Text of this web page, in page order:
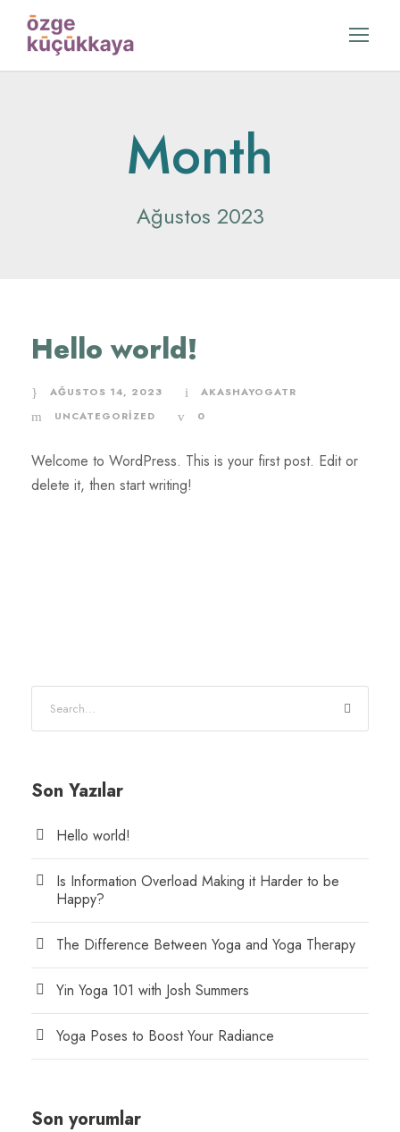
Month
Ağustos 2023
Hello world!
AĞUSTOS 14, 2023
AKASHAYOGATR
UNCATEGORIZED
0
Welcome to WordPress. This is your first post. Edit or
delete it, then start writing!
Son Yazılar
Hello world!
Is Information Overload Making it Harder to be
Happy?
The Difference Between Yoga and Yoga Therapy
Yin Yoga 101 with Josh Summers
Yoga Poses to Boost Your Radiance
Son yorumlar